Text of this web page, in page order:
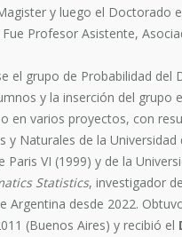
y luego el Doctorado
Profesor Asistente,
el grupo de Probabilidad
y la inserción del
en varios proyectos, con
y Naturales de la
VI (1999) y de la
Statistics, investigador
Argentina desde 2022.
(Buenos Aires) y recibió el